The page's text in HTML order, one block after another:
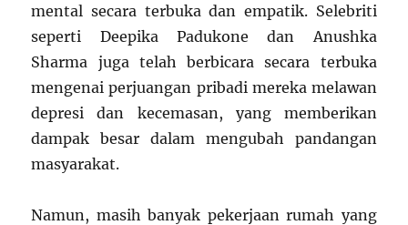
mental secara terbuka dan empatik. Selebriti
seperti Deepika Padukone dan Anushka
Sharma juga telah berbicara secara terbuka
mengenai perjuangan pribadi mereka melawan
depresi dan kecemasan, yang memberikan
dampak besar dalam mengubah pandangan
masyarakat.
Namun, masih banyak pekerjaan rumah yang